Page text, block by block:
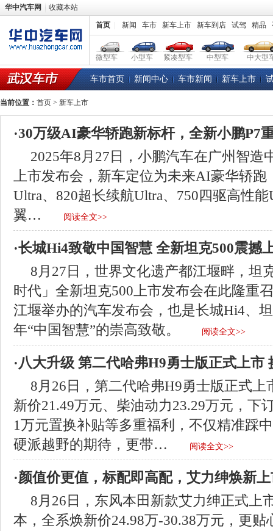
华中汽车网 收藏本站
首页 新闻 车市 新车上市 新车到店 试驾 精品
微型车 小型车 紧凑型车 中型车 中大型
车市首页 新闻中心 车市新闻 新车上市
当前位置： 首页 > 新车上市
·30万级AI豪华轿跑新标杆，全新小鹏P7
2025年8月27日，小鹏汽车在广州智造
上市发布会，新车定位为未来AI豪华轿
Ultra、820超长续航Ultra、750四驱高性
翼…
阅读全文>>
·长城Hi4致敬中国智慧 全新坦克500震撼
8月27日，世界文化遗产都江堰畔，坦
时代」全新坦克500上市发布会在此隆重
江堰举办的汽车发布会，也是长城Hi4、
年“中国智慧”的崇高致敬。
阅读全文>>
·八大升级 第二代哈弗H9勇士版正式上市
8月26日，第二代哈弗H9勇士版正式上
新价21.49万元、柴油动力23.29万元，下
1万元置换补贴等多重福利，不仅精准踩
硬派越野的期待，更带…
阅读全文>>
·颜值价更值，标配即高配，艾力绅焕新
8月26日，东风本田新款艾力绅正式上
本，全系焕新价24.98万-30.38万元，更贴